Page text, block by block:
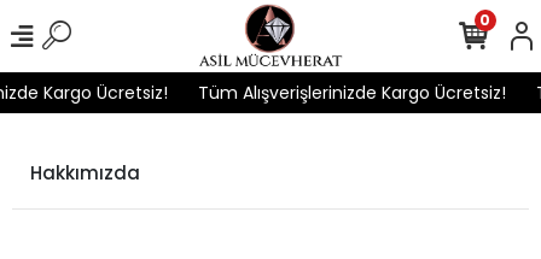
Kargo Ücretsiz! Tüm Alışverişlerinizde Kargo Ücretsiz!
0
Hakkımızda